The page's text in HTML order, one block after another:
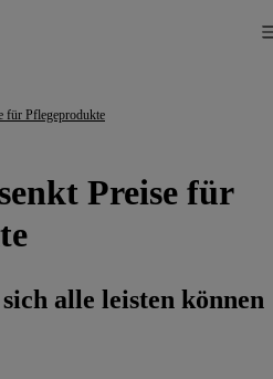
für Pflegeprodukte
Preise für
alle leisten können